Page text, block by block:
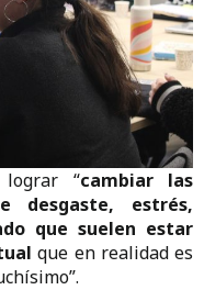
“cambiar las
desgaste, estrés,
que suelen estar
que en realidad es